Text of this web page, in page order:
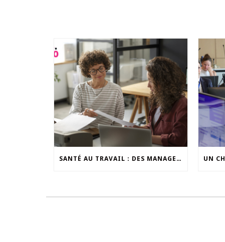
SANTÉ AU TRAVAIL : DES MANAGERS À DAVANTAGE OUTILLER